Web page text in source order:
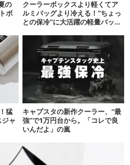
の
ボ
クーラーボックスより軽くてア
ルミバッグより冷える！“ちょっ
との保冷”に大活躍の軽量バッグ
猛
ャ
キャプスタの新作クーラー、“最
強”で1万円台から。「コレで良
いんだよ」の嵐